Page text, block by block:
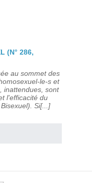
(N° 286,
au sommet des
le-s et
inattendues, sont
l'efficacité du
Si[...]